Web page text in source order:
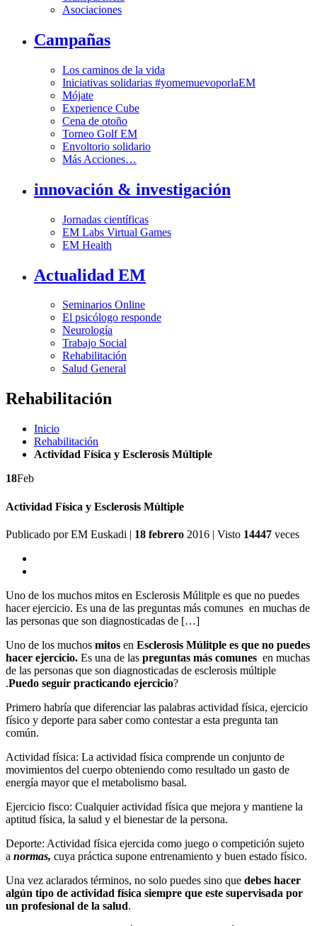
Asociaciones
Campañas
Los caminos de la vida
Iniciativas solidarias #yomemuevoporlaEM
Mójate
Experience Cube
Cena de otoño
Torneo Golf EM
Envoltorio solidario
Más Acciones…
innovación & investigación
Jornadas científicas
EM Labs Virtual Games
EM Health
Actualidad EM
Seminarios Online
El psicólogo responde
Neurología
Trabajo Social
Rehabilitación
Salud General
Rehabilitación
Inicio
Rehabilitación
Actividad Física y Esclerosis Múltiple
18Feb
Actividad Física y Esclerosis Múltiple
Publicado porEM Euskadi | 18 febrero 2016 | Visto 14447 veces
Uno de los muchos mitos en Esclerosis Múlitple es que no puedes
hacer ejercicio. Es una de las preguntas más comunes en muchas de
las personas que son diagnosticadas de […]
Uno de los muchos mitos en Esclerosis Múlitple es que no puedes
hacer ejercicio. Es una de las preguntas más comunes en muchas
de las personas que son diagnosticadas de esclerosis múltiple
.Puedo seguir practicando ejercicio?
Primero habría que diferenciar las palabras actividad física, ejercicio
físico y deporte para saber como contestar a esta pregunta tan
común.
Actividad física: La actividad física comprende un conjunto de
movimientos del cuerpo obteniendo como resultado un gasto de
energía mayor que el metabolismo basal.
Ejercicio fisco: Cualquier actividad física que mejora y mantiene la
aptitud física, la salud y el bienestar de la persona.
Deporte: Actividad física ejercida como juego o competición sujeto
a normas, cuya práctica supone entrenamiento y buen estado físico.
Una vez aclarados términos, no solo puedes sino que debes hacer
algún tipo de actividad física siempre que este supervisada por
un profesional de la salud.